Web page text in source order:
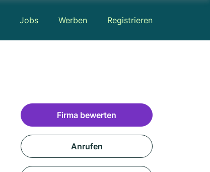
Jobs Werben Registrieren
Firma bewerten
Anrufen